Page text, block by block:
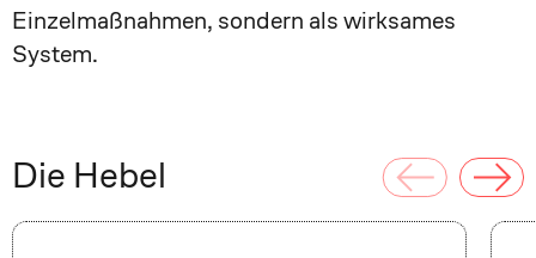
Einzelmaßnahmen, sondern als wirksames
System.
Die Hebel